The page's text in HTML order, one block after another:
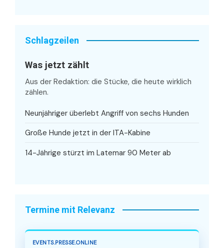
Schlagzeilen
Was jetzt zählt
Aus der Redaktion: die Stücke, die heute wirklich
zählen.
Neunjähriger überlebt Angriff von sechs Hunden
Große Hunde jetzt in der ITA-Kabine
14-Jährige stürzt im Latemar 90 Meter ab
Termine mit Relevanz
EVENTS.PRESSE.ONLINE